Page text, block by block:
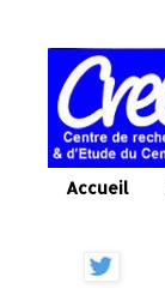
Accueil